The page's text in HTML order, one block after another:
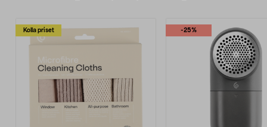
Kolla priset -25%